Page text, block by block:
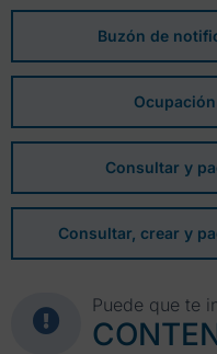
Buzón de
Consultar y
Consultar, crear y
Puede que te